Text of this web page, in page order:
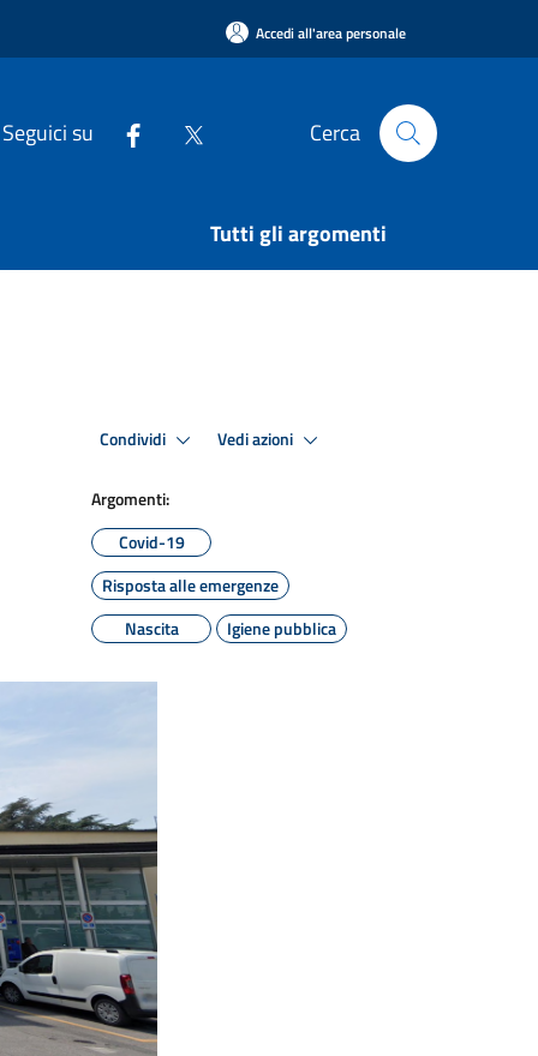
Accedi all'area personale
Seguici su Cerca
Tutti gli argomenti
Condividi Vedi azioni
Argomenti:
Covid-19
Risposta alle emergenze
Nascita
Igiene pubblica